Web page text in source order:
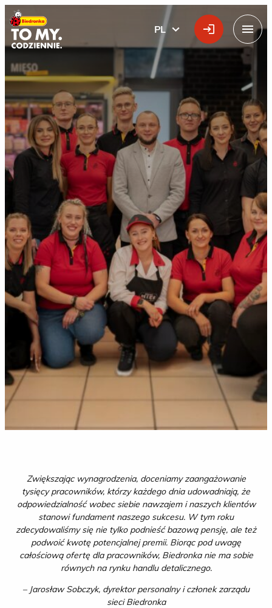
Główne logo
PL
POLSKI
Menu
Wynagrodzenia
Zwiększając wynagrodzenia, doceniamy zaangażowanie
tysięcy pracowników, którzy każdego dnia udowadniają, że
odpowiedzialność wobec siebie nawzajem i naszych klientów
stanowi fundament naszego sukcesu. W tym roku
zdecydowaliśmy się nie tylko podnieść bazową pensję, ale też
podwoić kwotę potencjalnej premii. Biorąc pod uwagę
całościową ofertę dla pracowników, Biedronka nie ma sobie
równych na rynku handlu detalicznego.
– Jarosław Sobczyk, dyrektor personalny i członek zarządu
sieci Biedronka